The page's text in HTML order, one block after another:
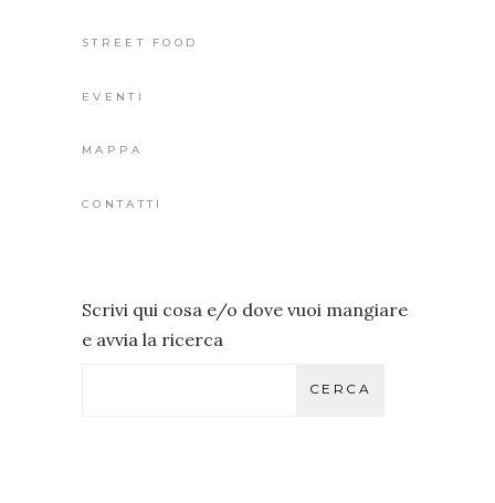
STREET FOOD
EVENTI
MAPPA
CONTATTI
Scrivi qui cosa e/o dove vuoi mangiare
e avvia la ricerca
CERCA